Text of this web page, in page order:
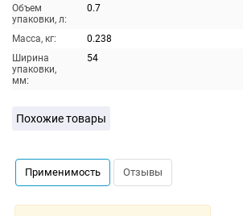
Объем
упаковки, л:
0.7
Масса, кг:
0.238
Ширина
упаковки,
мм:
54
Похожие товары
Применимость Отзывы